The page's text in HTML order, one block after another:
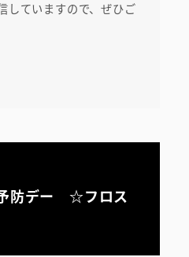
していますので、ぜひご
防デー ☆フロス